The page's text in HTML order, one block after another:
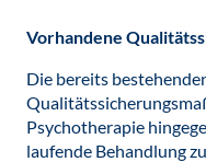
Vorhandene
Die bereits
Psychotherapie
laufende Behandlung